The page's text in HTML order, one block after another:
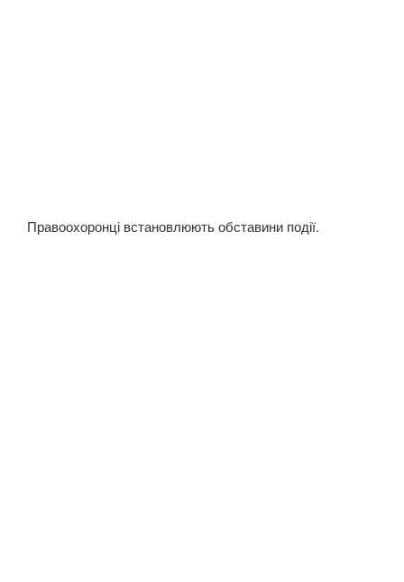
Правоохоронці встановлюють обставини події.